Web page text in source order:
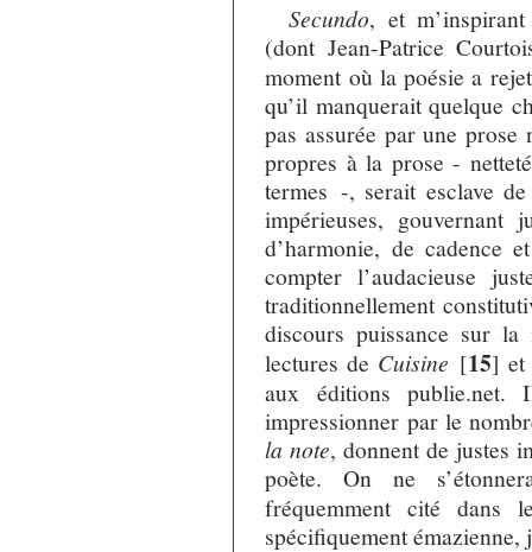
Secundo, et
(dont Jean-Patrice
moment où la poésie a
qu’il manquerait quelque
pas assurée par une
propres à la prose -
termes -, serait esclave
impérieuses, gouvernant
d’harmonie, de cadence
compter l’audacieuse
traditionnellement
discours puissance sur la
lectures de Cuisine [15]
aux éditions
impressionner par le
la note, donnent de justes
poète. On ne
fréquemment cité dans
spécifiquement